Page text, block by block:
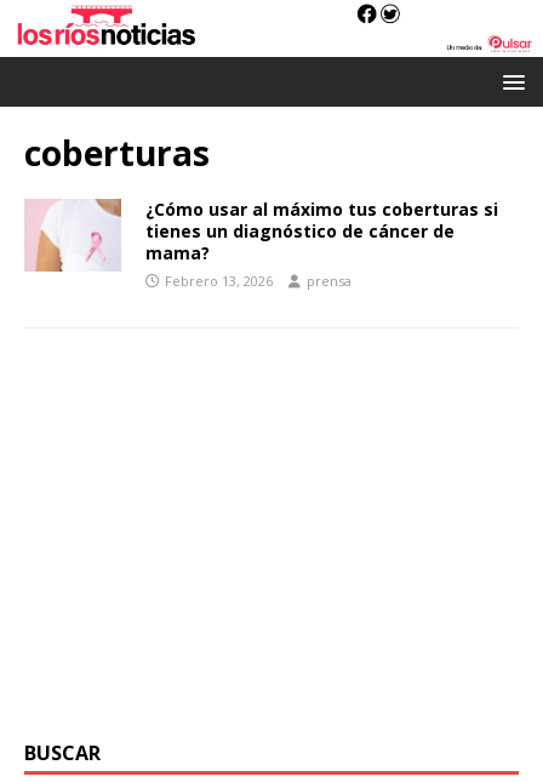
coberturas
¿Cómo usar al máximo tus coberturas si
tienes un diagnóstico de cáncer de
mama?
Febrero 13, 2026 prensa
BUSCAR